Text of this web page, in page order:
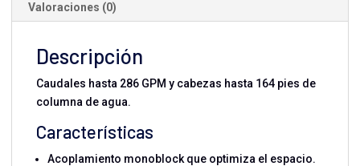
Valoraciones (0)
Descripción
Caudales hasta 286 GPM y cabezas hasta 164 pies de
columna de agua.
Características
Acoplamiento monoblock que optimiza el espacio.